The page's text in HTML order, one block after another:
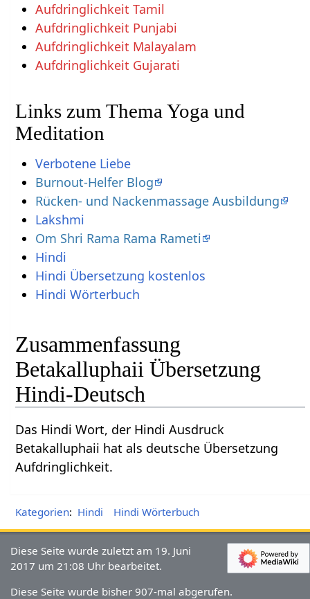
Aufdringlichkeit Tamil
Aufdringlichkeit Punjabi
Aufdringlichkeit Malayalam
Aufdringlichkeit Gujarati
Links zum Thema Yoga und
Meditation
Verbotene Liebe
Burnout-Helfer Blog
Rücken- und Nackenmassage Ausbildung
Lakshmi
Om Shri Rama Rama Rameti
Hindi
Hindi Übersetzung kostenlos
Hindi Wörterbuch
Zusammenfassung
Betakalluphaii Übersetzung
Hindi-Deutsch
Das Hindi Wort, der Hindi Ausdruck
Betakalluphaii hat als deutsche Übersetzung
Aufdringlichkeit.
Kategorien: Hindi Hindi Wörterbuch
Diese Seite wurde zuletzt am 19. Juni
2017 um 21:08 Uhr bearbeitet.
Diese Seite wurde bisher 907-mal abgerufen.